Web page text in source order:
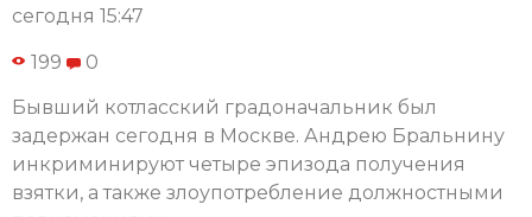
сегодня 15:47
199 0
Бывший котласский градоначальник был
задержан сегодня в Москве. Андрею Бральнину
инкриминируют четыре эпизода получения
взятки, а также злоупотребление должностными